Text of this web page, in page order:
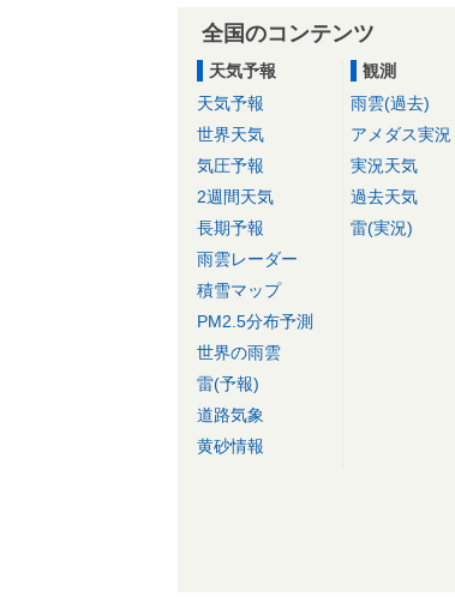
全国のコンテンツ
天気予報
天気予報
世界天気
気圧予報
2週間天気
長期予報
雨雲レーダー
積雪マップ
PM2.5分布予測
世界の雨雲
雷(予報)
道路気象
黄砂情報
観測
雨雲(過去)
アメダス実況
実況天気
過去天気
雷(実況)